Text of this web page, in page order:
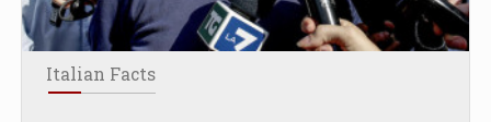
Italian Facts